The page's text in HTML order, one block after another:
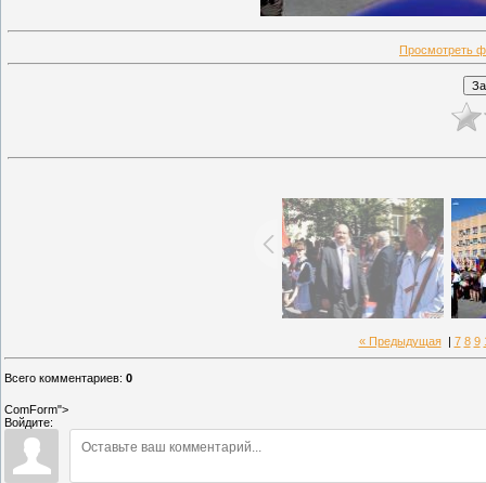
Просмотреть
« Предыдущая| 7 8 9
Всего комментариев: 0
ComForm">
Войдите: